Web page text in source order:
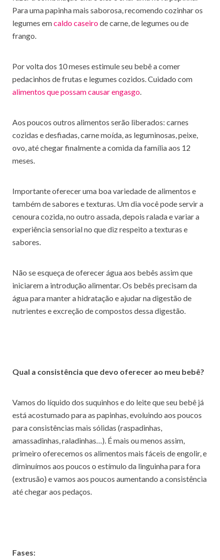
Para uma papinha mais saborosa, recomendo cozinhar os
legumes emcaldo caseirode carne, de legumes ou de
frango.
Por volta dos 10 meses estimule seu bebê a comer
pedacinhos de frutas e legumes cozidos. Cuidado com
alimentos que possam causar engasgo.
Aos poucos outros alimentos serão liberados: carnes
cozidas e desfiadas, carne moída, as leguminosas, peixe,
ovo, até chegar finalmente a comida da família aos 12
meses.
Importante oferecer uma boa variedade de alimentos e
também de sabores e texturas. Um dia você pode servir a
cenoura cozida, no outro assada, depois ralada e variar a
experiência sensorial no que diz respeito a texturas e
sabores.
Não se esqueça de oferecer água aos bebês assim que
iniciarem a introdução alimentar. Os bebês precisam da
água para manter a hidratação e ajudar na digestão de
nutrientes e excreção de compostos dessa digestão.
Qual a consistência que devo oferecer ao meu bebê?
Vamos do líquido dos suquinhos e do leite que seu bebê já
está acostumado para as papinhas, evoluindo aos poucos
para consistências mais sólidas (raspadinhas,
amassadinhas, raladinhas…). É mais ou menos assim,
primeiro oferecemos os alimentos mais fáceis de engolir, e
diminuímos aos poucos o estímulo da linguinha para fora
(extrusão) e vamos aos poucos aumentando a consistência
até chegar aos pedaços.
Fases: